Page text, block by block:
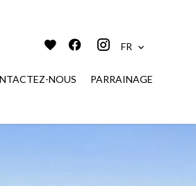
FR
NOUS PARRAINAGE